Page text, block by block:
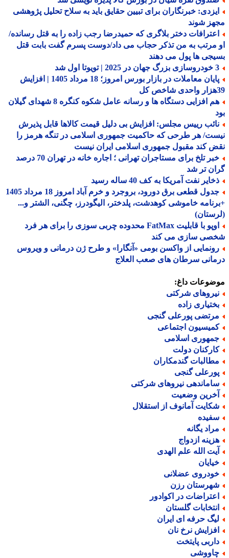
خبرنگاران برای تبیین حقایق باید به سلاح تحلیل پژوهشی
شوند
دختر بلاگری که حمیدرضا رجب زاده را به قتل رسانده/
مرتب به من تذکر حجاب می داد/دوست پسرم گفت بابت قتل
ها پول می دهند
پایان معاملات در بازار بورس امروز؛ 18 مرداد 1405 | افزایش
هم افزایی دستگاه ها و رسانه عامل شکوه کنگره 8 شهدای گیلان
رییس مجلس: افزایش بی دلیل قیمت کالاها قابل پذیرش
هر طرحی که حاکمیت جمهوری اسلامی در تنگه هرمز را
کند مقبول جمهوری اسلامی ایران نیست
خبر تلخ برای مستاجران تهرانی ؛ اجاره خانه در تهران 70 درصد
تر شد
نفت آمریکا به کف 40 ساله رسید
جدول قطعی برق دورود، بروجرد و خرم آباد امروز 18 مرداد 1405
خاموشی کوهدشت، پلدختر، الیگودرز، چگنی، الشتر و...
اوپو با قابلیت FatMax محدوده چربی سوزی را برای هر فرد
سازی می کند
از واکسن بومی «آنگارا» و طرح ژن درمانی و ویروس
سرطان های صعب العلاج
داغ:
شرکتی
زاده
پورعلی گنجی
اجتماعی
اسلامی
دولت
گندمکاران
گنجی
نیروهای شرکتی
وضعیت
آمانوف از استقلال
یگانه
ازدواج
الله علم الهدی
عضلانی
رزن
در اکوادور
گلستان
حرفه ای ایران
نرخ نان
پایتخت